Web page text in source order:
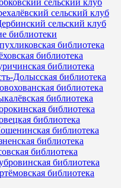
сельский клуб
сельский клуб
сельский клуб
библиотеки
библиотека
библиотека
библиотека
Долысская библиотека
библиотека
библиотека
библиотека
библиотека
библиотека
библиотека
библиотека
библиотека
библиотека